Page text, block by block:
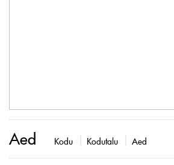
Aed Kodu Kodutalu Aed